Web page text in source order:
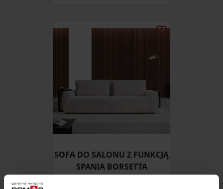
SOFA DO SALONU Z FUNKCJĄ
SPANIA BORSETTA